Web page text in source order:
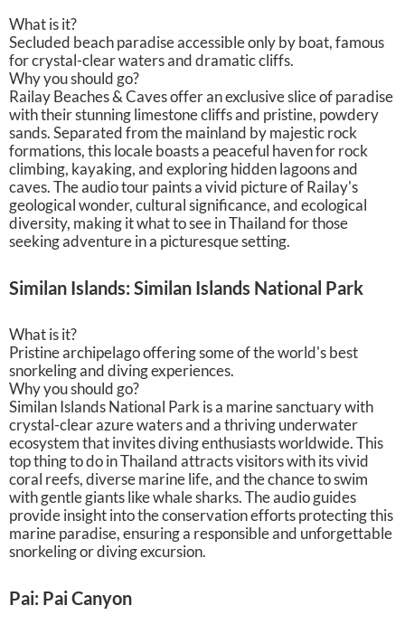
What is it?
Secluded beach paradise accessible only by boat, famous
for crystal-clear waters and dramatic cliffs.
Why you should go?
Railay Beaches & Caves offer an exclusive slice of paradise
with their stunning limestone cliffs and pristine, powdery
sands. Separated from the mainland by majestic rock
formations, this locale boasts a peaceful haven for rock
climbing, kayaking, and exploring hidden lagoons and
caves. The audio tour paints a vivid picture of Railay's
geological wonder, cultural significance, and ecological
diversity, making it what to see in Thailand for those
seeking adventure in a picturesque setting.
Similan Islands: Similan Islands National Park
What is it?
Pristine archipelago offering some of the world's best
snorkeling and diving experiences.
Why you should go?
Similan Islands National Park is a marine sanctuary with
crystal-clear azure waters and a thriving underwater
ecosystem that invites diving enthusiasts worldwide. This
top thing to do in Thailand attracts visitors with its vivid
coral reefs, diverse marine life, and the chance to swim
with gentle giants like whale sharks. The audio guides
provide insight into the conservation efforts protecting this
marine paradise, ensuring a responsible and unforgettable
snorkeling or diving excursion.
Pai: Pai Canyon